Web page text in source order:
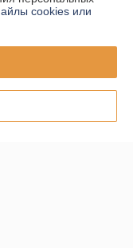
cookies или